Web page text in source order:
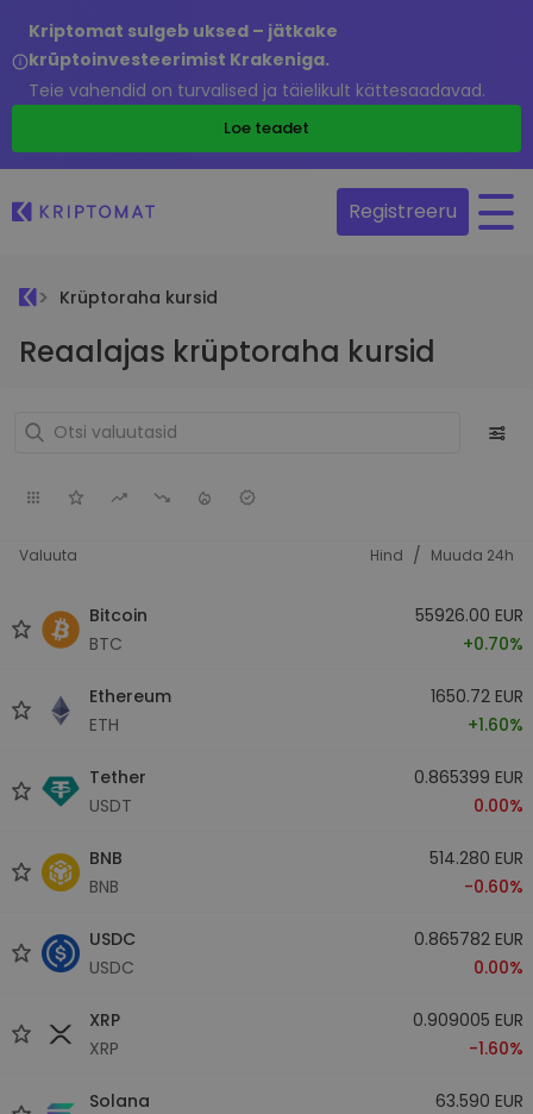
Kriptomat sulgeb uksed – jätkake
krüptoinvesteerimist Krakeniga.
Teie vahendid on turvalised ja täielikult kättesaadavad.
Loe teadet
Registreeru
Krüptoraha kursid
Reaalajas krüptoraha kursid
Valuuta Hind / Muuda 24h
Bitcoin
BTC
55926.00 EUR
+0.70%
Ethereum
ETH
1650.72 EUR
+1.60%
Tether
USDT
0.865399 EUR
0.00%
BNB
BNB
514.280 EUR
-0.60%
USDC
USDC
0.865782 EUR
0.00%
XRP
XRP
0.909005 EUR
-1.60%
Solana
63.590 EUR